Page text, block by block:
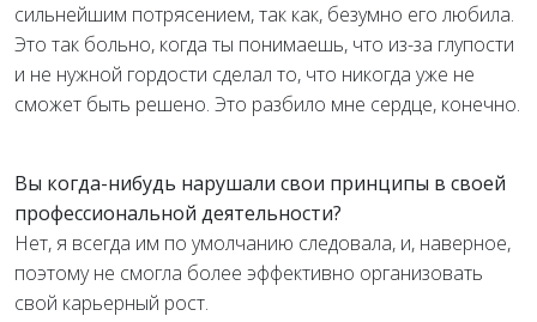
сильнейшим потрясением, так как, безумно его любила.
Это так больно, когда ты понимаешь, что из-за глупости
и не нужной гордости сделал то, что никогда уже не
сможет быть решено. Это разбило мне сердце, конечно.
Вы когда-нибудь нарушали свои принципы в своей
профессиональной деятельности?
Нет, я всегда им по умолчанию следовала, и, наверное,
поэтому не смогла более эффективно организовать
свой карьерный рост.